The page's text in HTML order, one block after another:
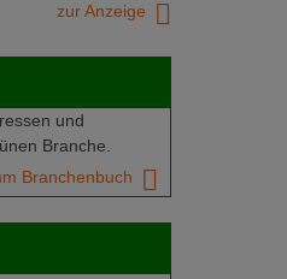
zur Anzeige
und
Branche.
Branchenbuch